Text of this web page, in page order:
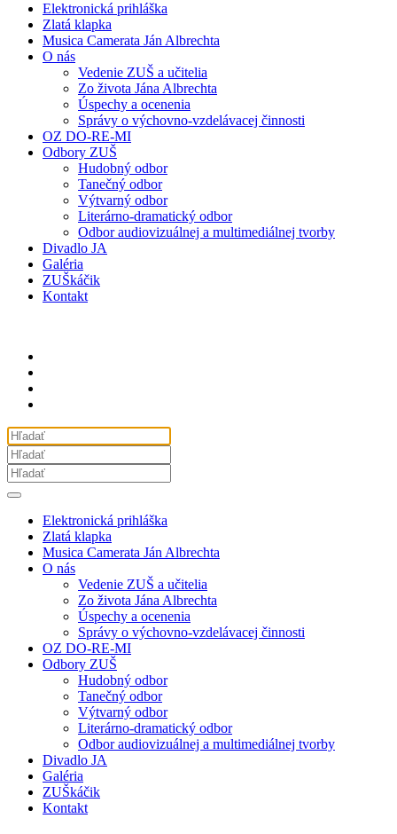
Elektronická prihláška
Zlatá klapka
Musica Camerata Ján Albrechta
O nás
Vedenie ZUŠ a učitelia
Zo života Jána Albrechta
Úspechy a ocenenia
Správy o výchovno-vzdelávacej činnosti
OZ DO-RE-MI
Odbory ZUŠ
Hudobný odbor
Tanečný odbor
Výtvarný odbor
Literárno-dramatický odbor
Odbor audiovizuálnej a multimediálnej tvorby
Divadlo JA
Galéria
ZUŠkáčik
Kontakt
Elektronická prihláška
Zlatá klapka
Musica Camerata Ján Albrechta
O nás
Vedenie ZUŠ a učitelia
Zo života Jána Albrechta
Úspechy a ocenenia
Správy o výchovno-vzdelávacej činnosti
OZ DO-RE-MI
Odbory ZUŠ
Hudobný odbor
Tanečný odbor
Výtvarný odbor
Literárno-dramatický odbor
Odbor audiovizuálnej a multimediálnej tvorby
Divadlo JA
Galéria
ZUŠkáčik
Kontakt